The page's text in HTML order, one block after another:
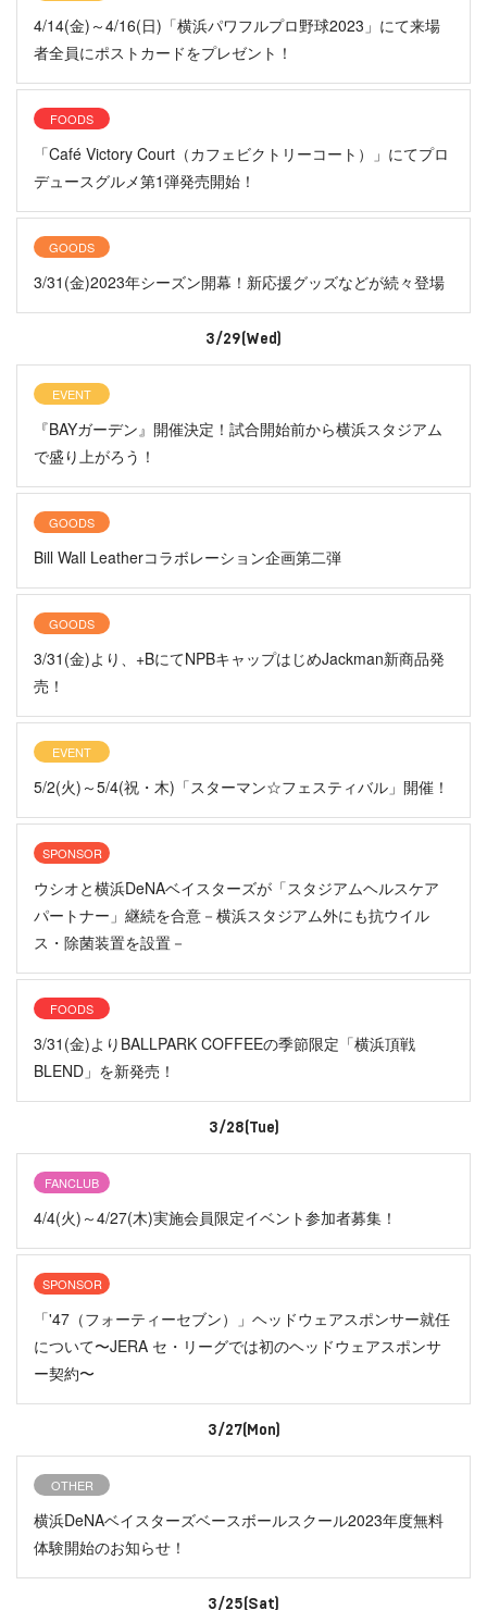
4/14(金)～4/16(日)「横浜パワフルプロ野球2023」にて来場
者全員にポストカードをプレゼント！
FOODS
「Café Victory Court（カフェビクトリーコート）」にてプロ
デュースグルメ第1弾発売開始！
GOODS
3/31(金)2023年シーズン開幕！新応援グッズなどが続々登場
3/29(Wed)
EVENT
『BAYガーデン』開催決定！試合開始前から横浜スタジアム
で盛り上がろう！
GOODS
Bill Wall Leatherコラボレーション企画第二弾
GOODS
3/31(金)より、+BにてNPBキャップはじめJackman新商品発
売！
EVENT
5/2(火)～5/4(祝・木)「スターマン☆フェスティバル」開催！
SPONSOR
ウシオと横浜DeNAベイスターズが「スタジアムヘルスケア
パートナー」継続を合意－横浜スタジアム外にも抗ウイル
ス・除菌装置を設置－
FOODS
3/31(金)よりBALLPARK COFFEEの季節限定「横浜頂戦
BLEND」を新発売！
3/28(Tue)
FANCLUB
4/4(火)～4/27(木)実施会員限定イベント参加者募集！
SPONSOR
「'47（フォーティーセブン）」ヘッドウェアスポンサー就任
について〜JERA セ・リーグでは初のヘッドウェアスポンサ
ー契約〜
3/27(Mon)
OTHER
横浜DeNAベイスターズベースボールスクール2023年度無料
体験開始のお知らせ！
3/25(Sat)